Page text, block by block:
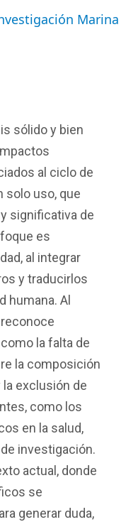
Marina
sólido y bien
al ciclo de
solo uso, que
significativa de
es
al integrar
y traducirlos
humana. Al
la falta de
la composición
exclusión de
como los
en la salud,
investigación.
actual, donde
se
generar duda,